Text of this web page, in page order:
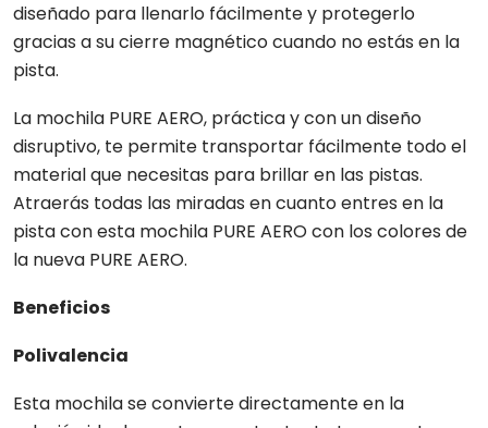
diseñado para llenarlo fácilmente y protegerlo
gracias a su cierre magnético cuando no estás en la
pista.
La mochila PURE AERO, práctica y con un diseño
disruptivo, te permite transportar fácilmente todo el
material que necesitas para brillar en las pistas.
Atraerás todas las miradas en cuanto entres en la
pista con esta mochila PURE AERO con los colores de
la nueva PURE AERO.
Beneficios
Polivalencia
Esta mochila se convierte directamente en la